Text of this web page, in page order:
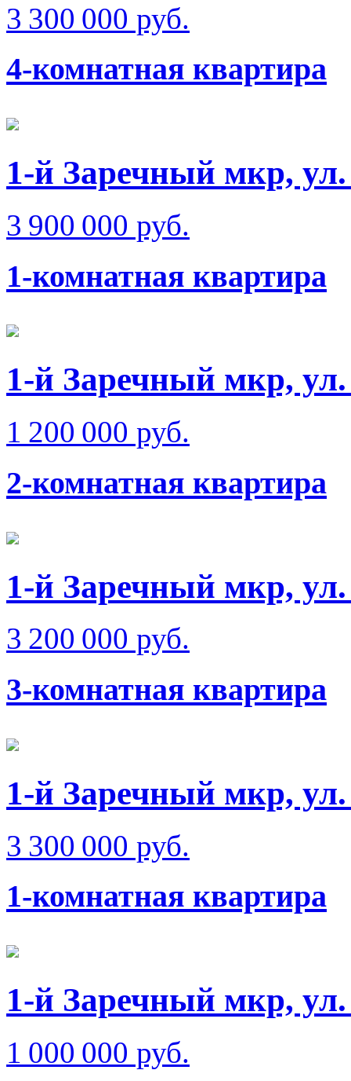
3 300 000 руб.
4-комнатная квартира
1-й Заречный мкр,
3 900 000 руб.
1-комнатная квартира
1-й Заречный мкр, ул.
1 200 000 руб.
2-комнатная квартира
1-й Заречный мкр,
3 200 000 руб.
3-комнатная квартира
1-й Заречный мкр,
3 300 000 руб.
1-комнатная квартира
1-й Заречный мкр, ул.
1 000 000 руб.